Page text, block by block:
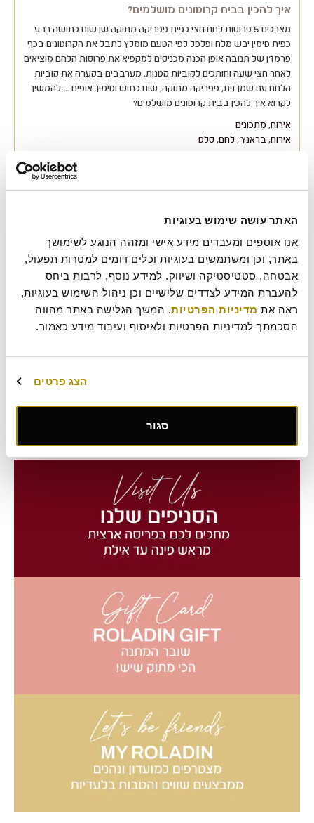
האתר עושה שימוש בעוגיות
ראה את מדיניות הפרטיות
הסכמתך למדיניות הפרטיות ולאיסוף ועיבוד מידע כאמור.
הצג פרטים
סגור
איך להכין בבית קרוטונים מושלמים?
מצרכים 5 פרוסות לחם חצי כפית פפריקה מתוקה שן שום כתושה רבע
כפית טימין יבש מלח ופלפל לפי הטעם מומלץ לתבל את הקרוטונים בכף
פרמז'ן של תנובה אופן הכנה מכניסים למקפיא את פרוסות הלחם מוציאים
לאחר חצי שעה וחותכים לקוביות קטנות. מערבבים בקערה את קוביות
הלחם עם שמן זית, פפריקה מתוקה, שום כתוש וטימין. אופים … להמשיך
לקרוא איך להכין בבית קרוטונים מושלמים?
אירוח, מתכונים
אירוח, בראנץ',לחם,סלט
חלה לשבת
מתכון לחלה אוורירית ומפנקת לקראת שבת, מקווים שתוכלו להנות
אירוח,מתכון